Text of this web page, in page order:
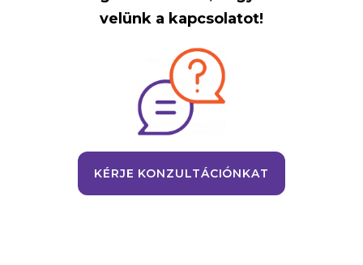
velünk a kapcsolatot!
KÉRJE KONZULTÁCIÓNKAT